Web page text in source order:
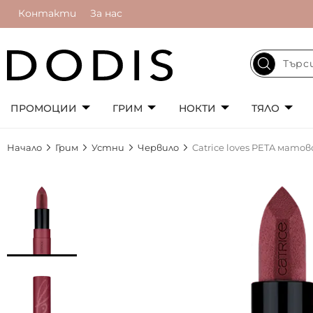
Контакти За нас
ПРОМОЦИИ ГРИМ НОКТИ ТЯЛО
Начало Грим Устни Червило Catrice loves PETA
галерията
изображенията